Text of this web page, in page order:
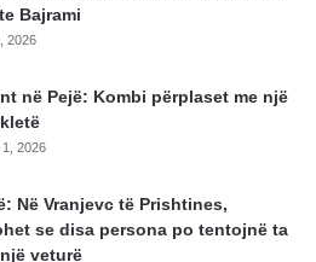
Bajrami
2026
në Pejë: Kombi përplaset me një
2026
Në Vranjevc të Prishtines,
se disa persona po tentojnë ta
veturë